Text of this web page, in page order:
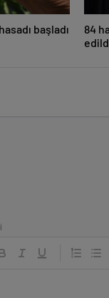
başladı
84